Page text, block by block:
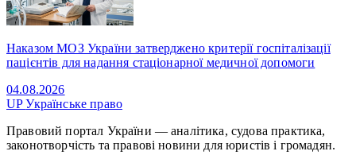
Наказом МОЗ України затверджено критерії госпіталізації
пацієнтів для надання стаціонарної медичної допомоги
04.08.2026
UPУкраїнське право
Правовий портал України — аналітика, судова практика,
законотворчість та правові новини для юристів і громадян.